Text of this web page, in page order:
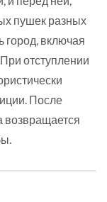
пушек разных
город, включая
отступлении
После
возвращается